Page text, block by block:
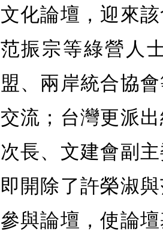
文化論壇，迎來
范振宗等綠營人
盟、兩岸統合協
交流；台灣更派
次長、文建會副
即開除了許榮淑
參與論壇，使論